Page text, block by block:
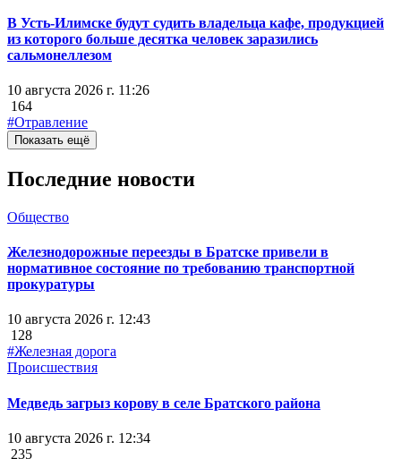
В Усть-Илимске будут судить владельца кафе, продукцией
из которого больше десятка человек заразились
сальмонеллезом
10 августа 2026 г. 11:26
164
#Отравление
Показать ещё
Последние новости
Общество
Железнодорожные переезды в Братске привели в
нормативное состояние по требованию транспортной
прокуратуры
10 августа 2026 г. 12:43
128
#Железная дорога
Происшествия
Медведь загрыз корову в селе Братского района
10 августа 2026 г. 12:34
235